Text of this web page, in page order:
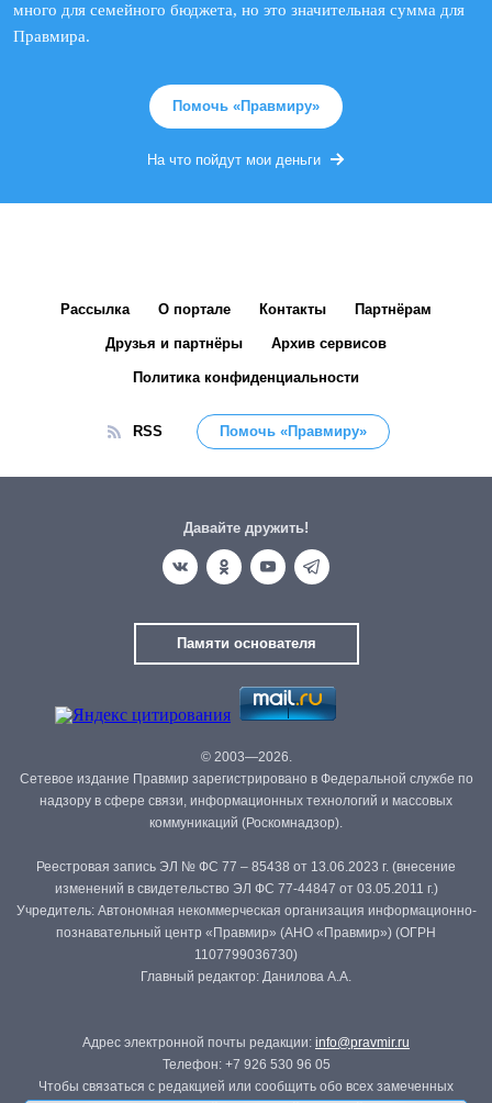
много для семейного бюджета, но это значительная сумма для
Правмира.
Помочь «Правмиру»
На что пойдут мои деньги
Рассылка О портале Контакты Партнёрам
Друзья и партнёры Архив сервисов
Политика конфиденциальности
RSS Помочь «Правмиру»
Давайте дружить!
Памяти основателя
© 2003—2026.
Сетевое издание Правмир зарегистрировано в Федеральной службе по
надзору в сфере связи, информационных технологий и массовых
коммуникаций (Роскомнадзор).
Реестровая запись ЭЛ № ФС 77 – 85438 от 13.06.2023 г. (внесение
изменений в свидетельство ЭЛ ФС 77-44847 от 03.05.2011 г.)
Учредитель: Автономная некоммерческая организация информационно-
познавательный центр «Правмир» (АНО «Правмир») (ОГРН
1107799036730)
Главный редактор: Данилова А.А.
Адрес электронной почты редакции: info@pravmir.ru
Телефон: +7 926 530 96 05
Чтобы связаться с редакцией или сообщить обо всех замеченных